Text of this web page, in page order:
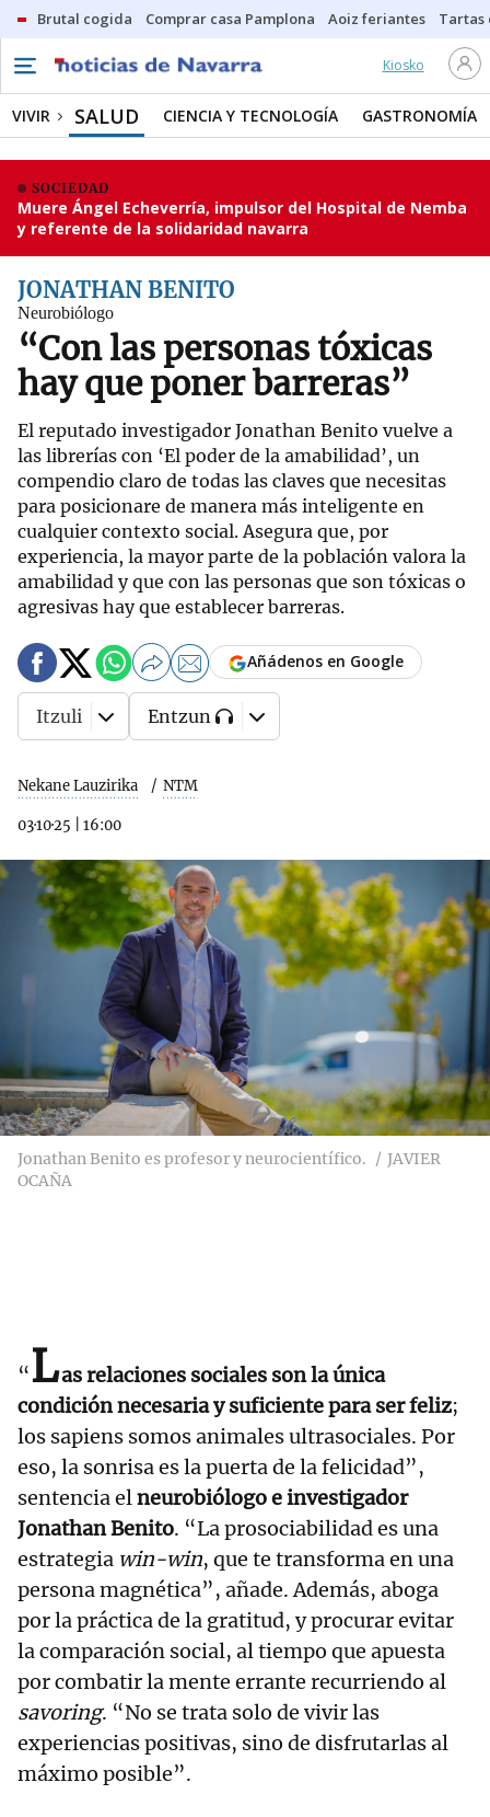
Brutal cogida Comprar casa Pamplona Aoiz feriantes Tartas
Kiosko
VIVIR SALUD CIENCIA Y TECNOLOGÍA GASTRONOMÍA
SOCIEDAD
Muere Ángel Echeverría, impulsor del Hospital de Nemba
y referente de la solidaridad navarra
JONATHAN BENITO
Neurobiólogo
“Con las personas tóxicas
hay que poner barreras”
El reputado investigador Jonathan Benito vuelve a
las librerías con ‘El poder de la amabilidad’, un
compendio claro de todas las claves que necesitas
para posicionare de manera más inteligente en
cualquier contexto social. Asegura que, por
experiencia, la mayor parte de la población valora la
amabilidad y que con las personas que son tóxicas o
agresivas hay que establecer barreras.
Nekane Lauzirika NTM
03·10·25 16:00
Añádenos en Google
Itzuli Entzun
Jonathan Benito es profesor y neurocientífico.
JAVIER
OCAÑA
“Las relaciones sociales son la única
condición necesaria y suficiente para ser feliz;
los sapiens somos animales ultrasociales. Por
eso, la sonrisa es la puerta de la felicidad”,
sentencia elneurobiólogo e investigador
Jonathan Benito. “La prosociabilidad es una
estrategia win-win, que te transforma en una
persona magnética”, añade. Además, aboga
por la práctica de la gratitud, y procurar evitar
la comparación social, al tiempo que apuesta
por combatir la mente errante recurriendo al
savoring. “No se trata solo de vivir las
experiencias positivas, sino de disfrutarlas al
máximo posible”.